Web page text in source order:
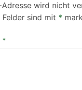
Adresse wird nicht
sind mit *
*